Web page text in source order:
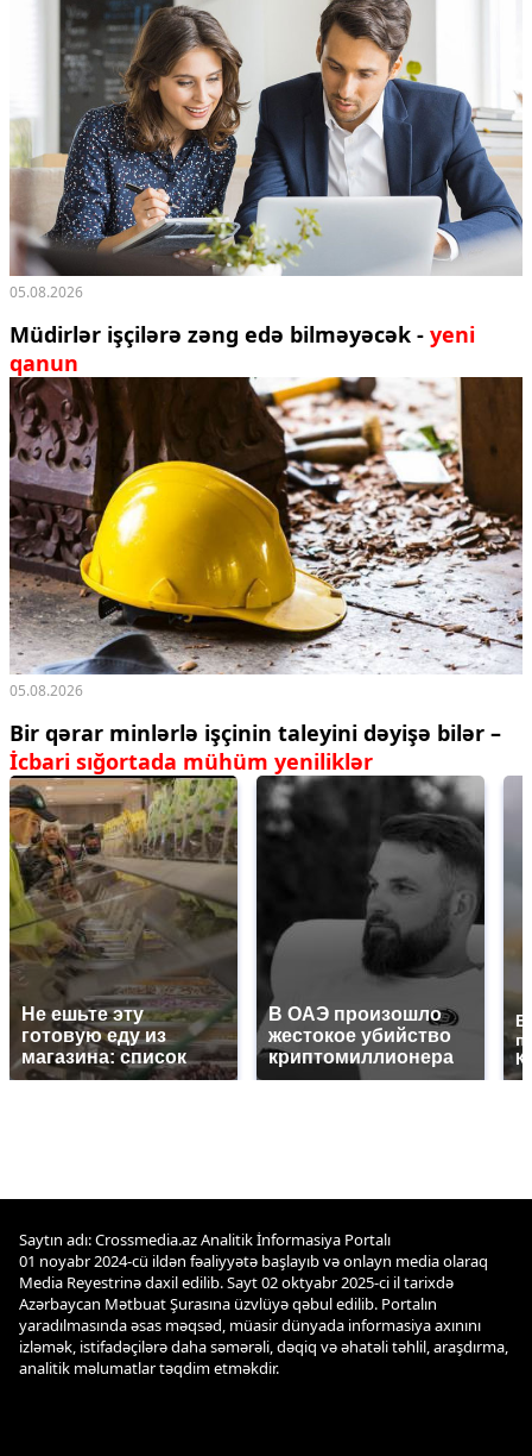
05.08.2026
Müdirlər işçilərə zəng edə bilməyəcək - yeni
qanun
05.08.2026
Bir qərar minlərlə işçinin taleyini dəyişə bilər –
İcbari sığortada mühüm yeniliklər
Не ешьте эту
готовую еду из
магазина: список
В ОАЭ произошло
жестокое убийство
криптомиллионера
Saytın adı: Crossmedia.az Analitik İnformasiya Portalı
01 noyabr 2024-cü ildən fəaliyyətə başlayıb və onlayn media olaraq
Media Reyestrinə daxil edilib. Sayt 02 oktyabr 2025-ci il tarixdə
Azərbaycan Mətbuat Şurasına üzvlüyə qəbul edilib. Portalın
yaradılmasında əsas məqsəd, müasir dünyada informasiya axınını
izləmək, istifadəçilərə daha səmərəli, dəqiq və əhatəli təhlil, araşdırma,
analitik məlumatlar təqdim etməkdir.